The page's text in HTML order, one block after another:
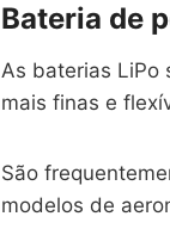
Bateria de
As baterias LiPo
mais finas e
São
modelos de